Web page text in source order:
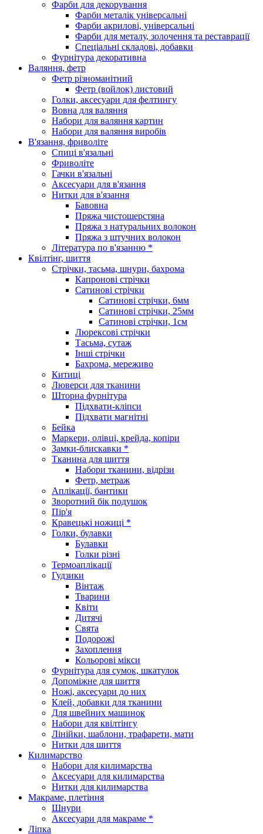
Фарби для декорування
Фарби металік універсальні
Фарби акрилові, універсальні
Фарби для металу, золочення та реставрації
Спеціальні складові, добавки
Фурнітура декоративна
Валяння, фетр
Фетр різноманітний
Фетр (войлок) листовий
Голки, аксесуари для фелтингу
Вовна для валяння
Набори для валяння картин
Набори для валяння виробів
В'язання, фриволіте
Спиці в'язальні
Фриволіте
Гачки в'язальні
Аксесуари для в'язання
Нитки для в'язання
Бавовна
Пряжа чистошерстяна
Пряжа з натуральних волокон
Пряжа з штучних волокон
Література по в'язанню *
Квілтінг, шиття
Стрічки, тасьма, шнури, бахрома
Капронові стрічки
Сатинові стрічки
Сатинові стрічки, 6мм
Сатинові стрічки, 25мм
Сатинові стрічки, 1см
Люрексові стрічки
Тасьма, сутаж
Інші стрічки
Бахрома, мереживо
Китиці
Люверси для тканини
Шторна фурнітура
Підхвати-кліпси
Підхвати магнітні
Бейка
Маркери, олівці, крейда, копіри
Замки-блискавки *
Тканина для шиття
Набори тканини, відрізи
Фетр, метраж
Аплікації, бантики
Зворотний бік подушок
Пір'я
Кравецькі ножиці *
Голки, булавки
Булавки
Голки різні
Термоаплікації
Гудзики
Вінтаж
Тварини
Квіти
Дитячі
Свята
Подорожі
Захоплення
Кольорові мікси
Фурнітура для сумок, шкатулок
Допоміжне для шиття
Ножі, аксесуари до них
Клей, добавки для тканини
Для швейних машинок
Набори для квілтінгу
Лінійки, шаблони, трафарети, мати
Нитки для шиття
Килимарство
Набори для килимарства
Аксесуари для килимарства
Нитки для килимарства
Макраме, плетіння
Шнури
Аксесуари для макраме *
Ліпка